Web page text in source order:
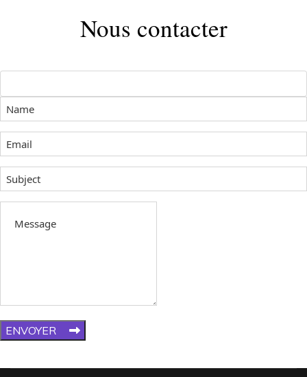
Nous contacter
ENVOYER